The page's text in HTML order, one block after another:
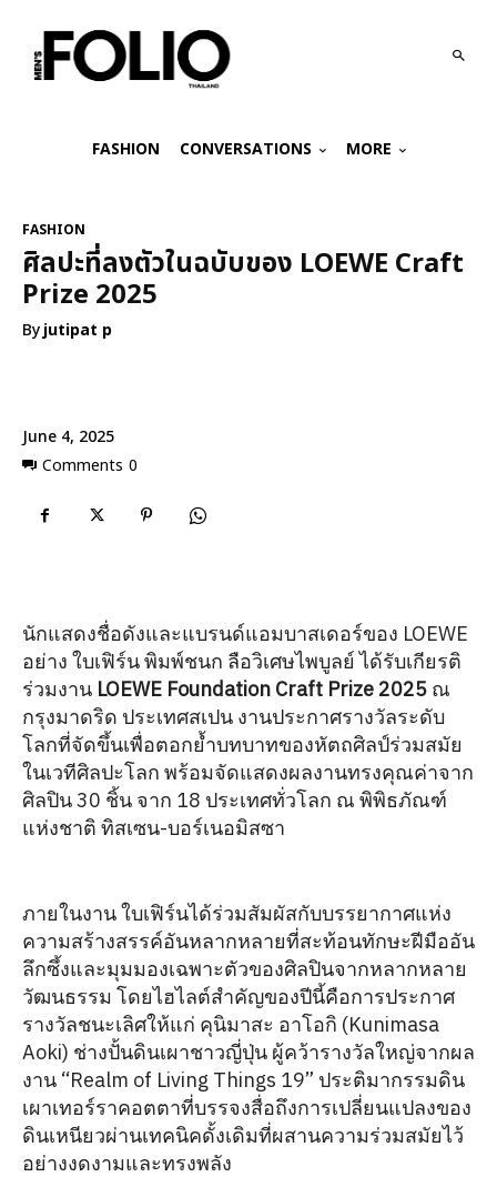
FASHION CONVERSATIONS MORE
June 4, 2025
Comments 0
FASHION
ศิลปะที่ลงตัวในฉบับของ LOEWE Craft
Prize 2025
Byjutipat p
นักแสดงชื่อดังและแบรนด์แอมบาสเดอร์ของ LOEWE
อย่าง ใบเฟิร์น พิมพ์ชนก ลือวิเศษไพบูลย์ ได้รับเกียรติ
ร่วมงาน LOEWE Foundation Craft Prize 2025 ณ
กรุงมาดริด ประเทศสเปน งานประกาศรางวัลระดับ
โลกที่จัดขึ้นเพื่อตอกย้ำบทบาทของหัตถศิลป์ร่วมสมัย
ในเวทีศิลปะโลก พร้อมจัดแสดงผลงานทรงคุณค่าจาก
ศิลปิน 30 ชิ้น จาก 18 ประเทศทั่วโลก ณ พิพิธภัณฑ์
แห่งชาติ ทิสเซน-บอร์เนอมิสซา
ภายในงาน ใบเฟิร์นได้ร่วมสัมผัสกับบรรยากาศแห่ง
ความสร้างสรรค์อันหลากหลายที่สะท้อนทักษะฝีมืออัน
ลึกซึ้งและมุมมองเฉพาะตัวของศิลปินจากหลากหลาย
วัฒนธรรม โดยไฮไลต์สำคัญของปีนี้คือการประกาศ
รางวัลชนะเลิศให้แก่ คุนิมาสะ อาโอกิ (Kunimasa
Aoki) ช่างปั้นดินเผาชาวญี่ปุ่น ผู้คว้ารางวัลใหญ่จากผล
งาน “Realm of Living Things 19” ประติมากรรมดิน
เผาเทอร์ราคอตตาที่บรรจงสื่อถึงการเปลี่ยนแปลงของ
ดินเหนียวผ่านเทคนิคดั้งเดิมที่ผสานความร่วมสมัยไว้
อย่างงดงามและทรงพลัง